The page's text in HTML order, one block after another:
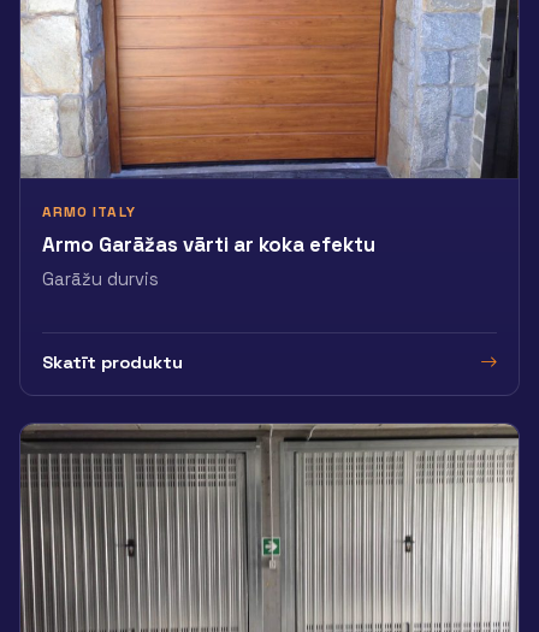
ARMO ITALY
Armo Garāžas vārti ar koka efektu
Garāžu durvis
Skatīt produktu